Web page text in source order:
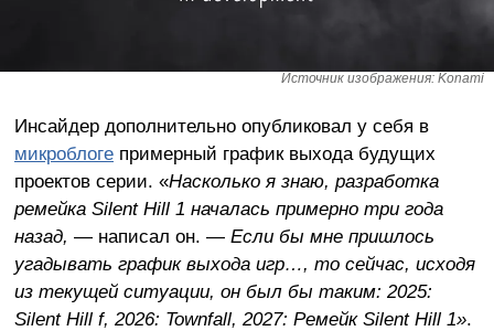
Источник изображения: Konami
Инсайдер дополнительно опубликовал у себя в
микроблогепримерный график выхода будущих
проектов серии. «Насколько я знаю, разработка
ремейка Silent Hill 1 началась примерно три года
назад, — написал он. — Если бы мне пришлось
угадывать график выхода игр…, то сейчас, исходя
из текущей ситуации, он был бы таким: 2025:
Silent Hill f, 2026: Townfall, 2027: Ремейк Silent Hill 1».